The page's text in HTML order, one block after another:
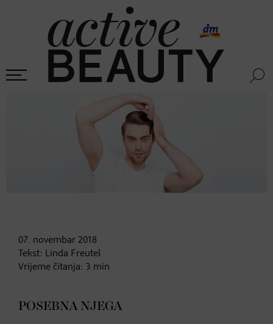
07. novembar 2018
Tekst: Linda Freutel
Vrijeme čitanja: 3 min
POSEBNA NJEGA